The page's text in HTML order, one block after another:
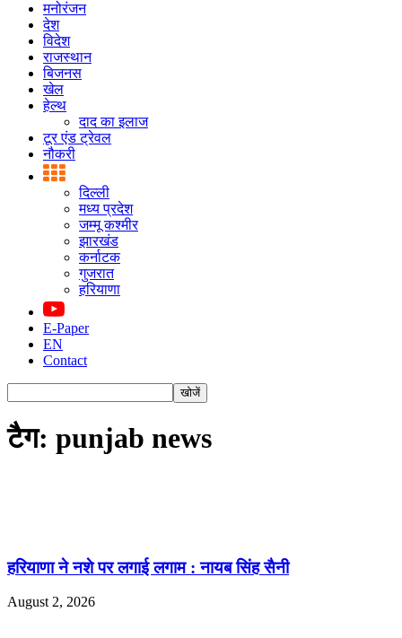
मनोरंजन
देश
विदेश
राजस्थान
बिजनस
खेल
हेल्थ
दाद का इलाज
टूर एंड ट्रेवल
नौकरी
दिल्ली
मध्य प्रदेश
जम्मू कश्मीर
झारखंड
कर्नाटक
गुजरात
हरियाणा
E-Paper
EN
Contact
टैग: punjab news
हरियाणा ने नशे पर लगाई लगाम : नायब सिंह सैनी
August 2, 2026